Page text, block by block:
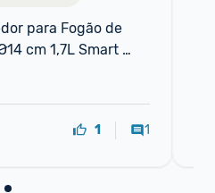
para Fogão de
cm 1,7L Smart
1 1